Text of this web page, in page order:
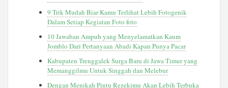
9 Trik Mudah Biar Kamu Terlihat Lebih Fotogenik
Dalam Setiap Kegiatan Foto foto
10 Jawaban Ampuh yang Menyelamatkan Kaum
Jomblo Dari Pertanyaan Abadi Kapan Punya Pacar
Kabupaten Trenggalek Surga Baru di Jawa Timur yang
Memanggilmu Untuk Singgah dan Melebur
Dengan Menikah Pintu Rezekimu Akan Lebih Terbuka